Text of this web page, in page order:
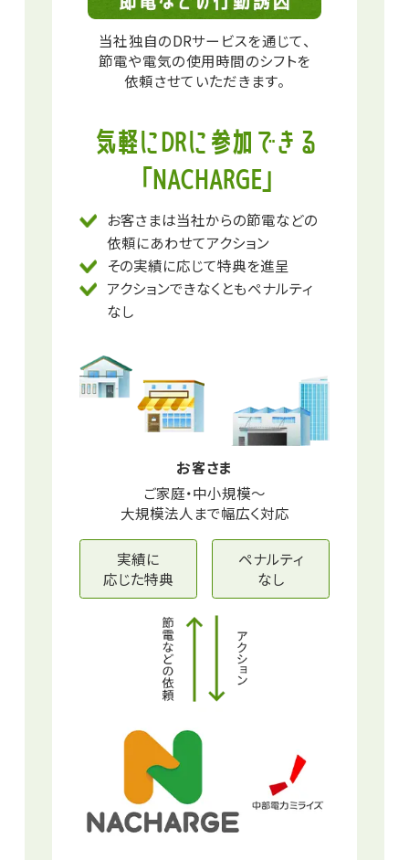
当社独自のDRサービスを通じて、
節電や電気の使用時間のシフトを
依頼させていただきます。
気軽にDRに参加できる
「NACHARGE」
お客さまは当社からの節電などの
依頼にあわせてアクション
その実績に応じて特典を進呈
アクションできなくともペナルティ
なし
お客さま
ご家庭・中小規模～
大規模法人まで幅広く対応
実績に
応じた特典
ペナルティ
なし